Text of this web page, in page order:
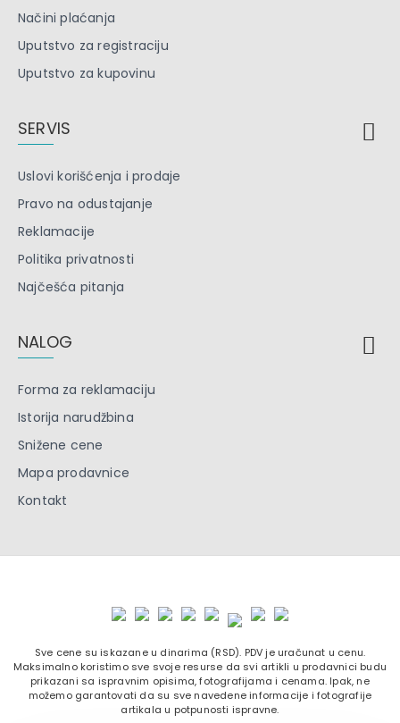
Načini plaćanja
Uputstvo za registraciju
Uputstvo za kupovinu
SERVIS
Uslovi korišćenja i prodaje
Pravo na odustajanje
Reklamacije
Politika privatnosti
Najčešća pitanja
NALOG
Forma za reklamaciju
Istorija narudžbina
Snižene cene
Mapa prodavnice
Kontakt
Sve cene su iskazane u dinarima (RSD). PDV je uračunat u cenu.
Maksimalno koristimo sve svoje resurse da svi artikli u prodavnici budu
prikazani sa ispravnim opisima, fotografijama i cenama. Ipak, ne
možemo garantovati da su sve navedene informacije i fotografije
artikala u potpunosti ispravne.